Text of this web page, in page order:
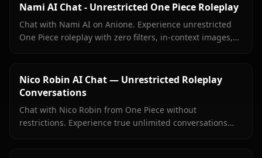
Nami AI Chat - Unrestricted One Piece Roleplay
Chat with Nami AI on Anione. Experience unrestricted
One Piece roleplay with zero filters, in-context images,
Nico Robin AI Chat — Unrestricted Roleplay
Conversations
Chat with Nico Robin from One Piece without
restrictions. Experience true unlimited conversations